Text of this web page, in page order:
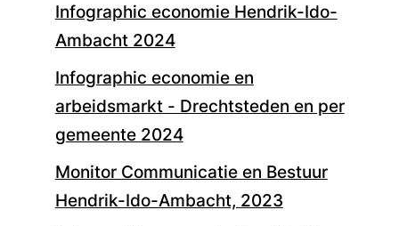
Infographic economie Hendrik-Ido-
Ambacht 2024
Infographic economie en
arbeidsmarkt - Drechtsteden en per
gemeente 2024
Monitor Communicatie en Bestuur
Hendrik-Ido-Ambacht, 2023